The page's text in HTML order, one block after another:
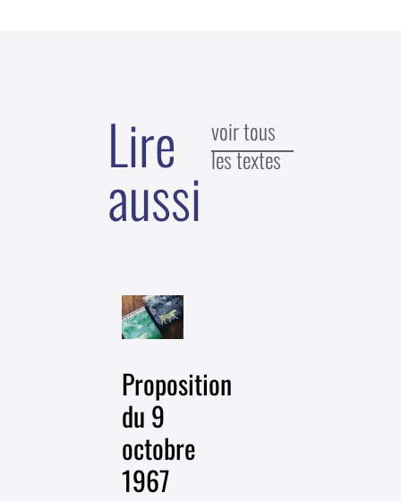
Lire
aussi
voir tous
les textes
Proposition
du 9
octobre
1967